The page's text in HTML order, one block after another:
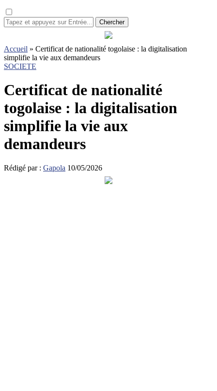
Chercher
Accueil » Certificat de nationalité togolaise : la digitalisation
simplifie la vie aux demandeurs
SOCIETE
Certificat de nationalité
togolaise : la digitalisation
simplifie la vie aux
demandeurs
Rédigé par : Gapola 10/05/2026